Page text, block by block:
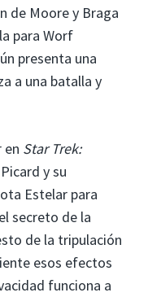
de Moore y Braga
para Worf
presenta una
a una batalla y
en Star Trek:
y su
Estelar para
secreto de la
de la tripulación
esos efectos
funciona a